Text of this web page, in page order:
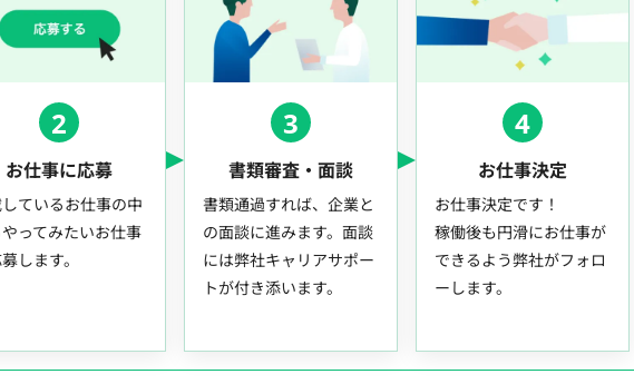
2
お仕事に応募
ているお仕事の中
ってみたいお仕事
します。
3
書類審査・面談
書類通過すれば、企業と
の面談に進みます。面談
には弊社キャリアサポー
トが付き添います。
4
お仕事決定
お仕事決定です！
稼働後も円滑にお仕事が
できるよう弊社がフォロ
ーします。